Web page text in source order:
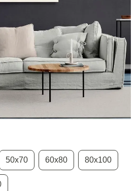
50х70 60х80 80х100